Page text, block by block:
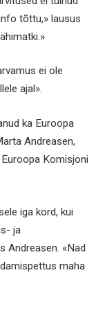
tõttu,» lausus
ei ole
ajal».
ka Euroopa
Andreasen,
Komisjoni
iga kord, kui
ja
Andreasen. «Nad
maha